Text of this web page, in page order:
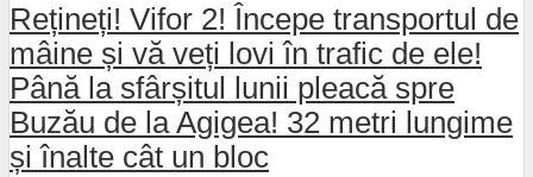
Rețineți! Vifor 2! Începe transportul de
mâine și vă veți lovi în trafic de ele!
Până la sfârșitul lunii pleacă spre
Buzău de la Agigea! 32 metri lungime
și înalte cât un bloc